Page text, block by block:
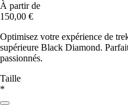
À partir de
150,00 €
Optimisez votre expérience de
supérieure Black Diamond.
passionnés.
Taille
*